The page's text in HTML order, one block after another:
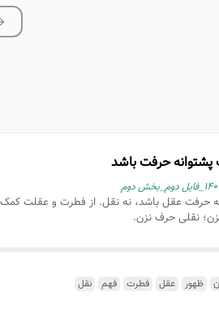
حرفت باشد
حرفت عقل باشد، نه نقل. از فطرت و عقلت
نقلی حرف نزن.
ظهور عقل فطرت فهم نقل